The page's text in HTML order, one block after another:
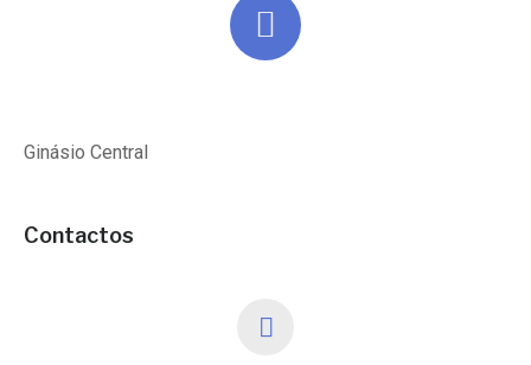
Ginásio Central
Contactos